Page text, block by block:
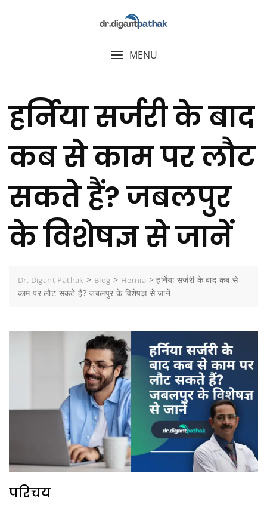
MENU
हर्निया सर्जरी के बाद
कब से काम पर लौट
सकते हैं? जबलपुर
के विशेषज्ञ से जानें
Dr. Digant Pathak > Blog > Hernia >हर्निया सर्जरी के बाद कब से
काम पर लौट सकते हैं? जबलपुर के विशेषज्ञ से जानें
परिचय